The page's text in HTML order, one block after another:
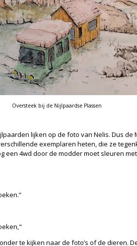
Oversteek bij de Nijlpaardse Plassen
lijken op de foto van Nelis. Dus de
exemplaren heten, die ze
een 4wd door de modder moet sleuren
te kijken naar de foto’s of de dieren.